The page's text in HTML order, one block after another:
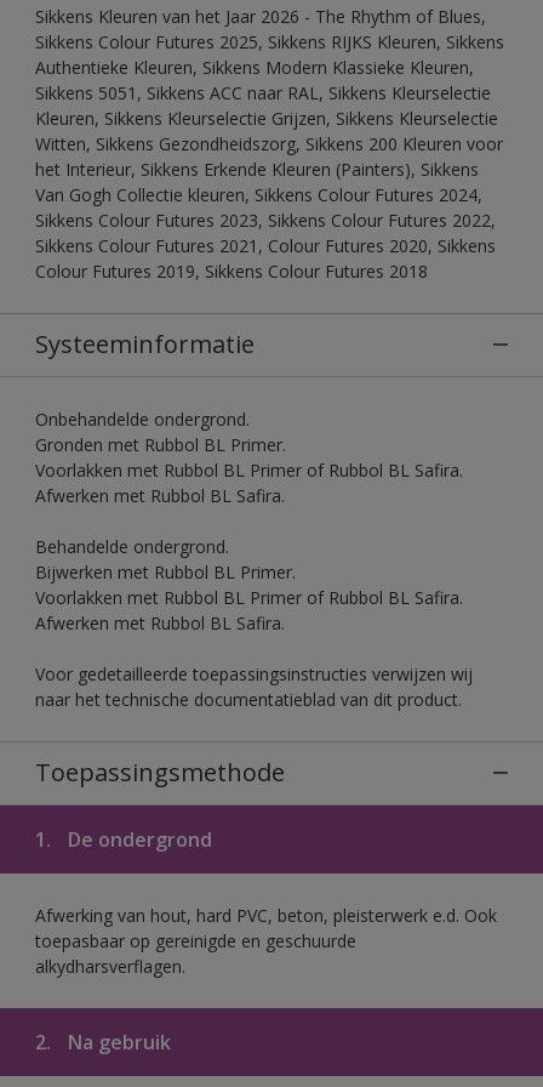
Sikkens Kleuren van het Jaar 2026 - The Rhythm of Blues,
Sikkens Colour Futures 2025, Sikkens RIJKS Kleuren, Sikkens
Authentieke Kleuren, Sikkens Modern Klassieke Kleuren,
Sikkens 5051, Sikkens ACC naar RAL, Sikkens Kleurselectie
Kleuren, Sikkens Kleurselectie Grijzen, Sikkens Kleurselectie
Witten, Sikkens Gezondheidszorg, Sikkens 200 Kleuren voor
het Interieur, Sikkens Erkende Kleuren (Painters), Sikkens
Van Gogh Collectie kleuren, Sikkens Colour Futures 2024,
Sikkens Colour Futures 2023, Sikkens Colour Futures 2022,
Sikkens Colour Futures 2021, Colour Futures 2020, Sikkens
Colour Futures 2019, Sikkens Colour Futures 2018
Systeeminformatie
Onbehandelde ondergrond.
Gronden met Rubbol BL Primer.
Voorlakken met Rubbol BL Primer of Rubbol BL Safira.
Afwerken met Rubbol BL Safira.
Behandelde ondergrond.
Bijwerken met Rubbol BL Primer.
Voorlakken met Rubbol BL Primer of Rubbol BL Safira.
Afwerken met Rubbol BL Safira.
Voor gedetailleerde toepassingsinstructies verwijzen wij
naar het technische documentatieblad van dit product.
Toepassingsmethode
1. De ondergrond
Afwerking van hout, hard PVC, beton, pleisterwerk e.d. Ook
toepasbaar op gereinigde en geschuurde
alkydharsverflagen.
2. Na gebruik